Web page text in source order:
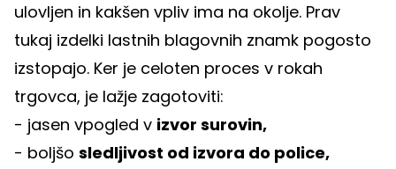
ulovljen in kakšen vpliv ima na okolje. Prav
tukaj izdelki lastnih blagovnih znamk pogosto
izstopajo. Ker je celoten proces v rokah
trgovca, je lažje zagotoviti:
- jasen vpogled v izvor surovin,
- boljšo sledljivost od izvora do police,